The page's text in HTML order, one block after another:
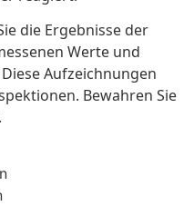
die Ergebnisse der
Werte und
Aufzeichnungen
Bewahren Sie